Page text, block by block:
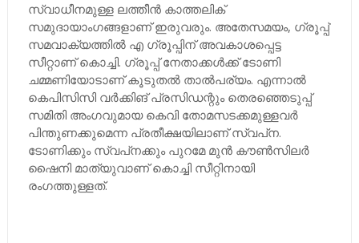
സ്വാധീനമുള്ള ലത്തീന്‍ കാത്തലിക്
സമുദായാംഗങ്ങളാണ് ഇരുവരും. അതേസമയം, ഗ്രൂപ്പ്
സമവാക്യത്തില്‍ എ ഗ്രൂപ്പിന് അവകാശപ്പെട്ട
സീറ്റാണ് കൊച്ചി. ഗ്രൂപ്പ് നേതാക്കള്‍ക്ക് ടോണി
ചമ്മണിയോടാണ് കൂടുതല്‍ താല്‍പര്യം. എന്നാല്‍
കെപിസിസി വര്‍ക്കിങ് പ്രസിഡന്റും തെരഞ്ഞെടുപ്പ്
സമിതി അംഗവുമായ കെവി തോമസടക്കമുള്ളവര്‍
പിന്തുണക്കുമെന്ന പ്രതീക്ഷയിലാണ് സ്വപ്‌ന.
ടോണിക്കും സ്വപ്‌നക്കും പുറമേ മുന്‍ കൗണ്‍സിലര്‍
ഷൈനി മാത്യുവാണ് കൊച്ചി സീറ്റിനായി
രംഗത്തുള്ളത്.